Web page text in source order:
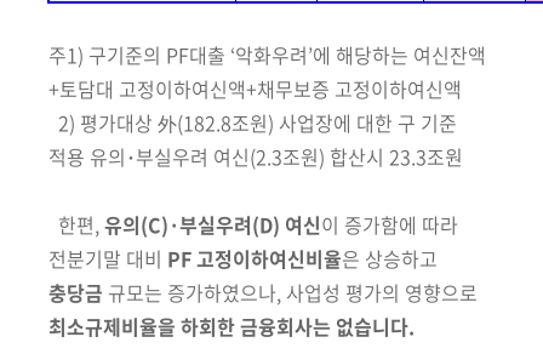
주1) 구기준의 PF대출 ‘악화우려’에 해당하는 여신잔액
+토담대 고정이하여신액+채무보증 고정이하여신액
2) 평가대상 外(182.8조원) 사업장에 대한 구 기준
적용 유의･부실우려 여신(2.3조원) 합산시 23.3조원
한편,유의(C)·부실우려(D) 여신이 증가함에 따라
전분기말 대비 PF 고정이하여신비율은 상승하고
충당금 규모는 증가하였으나, 사업성 평가의 영향으로
최소규제비율을 하회한 금융회사는 없습니다.